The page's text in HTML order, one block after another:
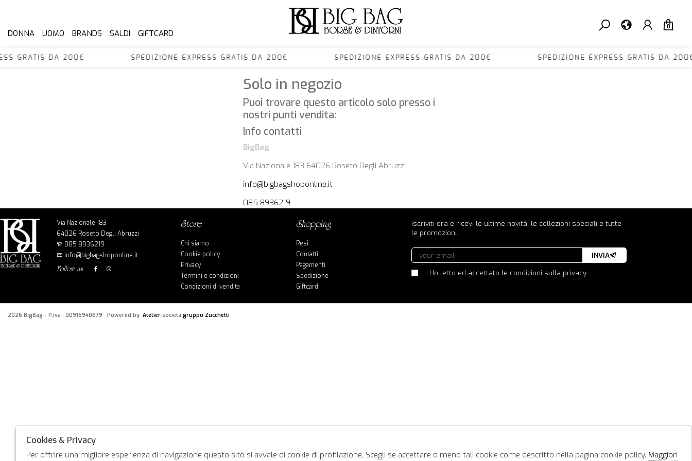
0
DONNA UOMO BRANDS SALDI GIFTCARD
GRATIS DA 200€ SPEDIZIONE EXPRESS GRATIS DA 200€ SPEDIZIONE EXPRESS GRATIS DA 200€ SPEDIZIONE EXPRESS
Solo in negozio
Puoi trovare questo articolo solo presso i
nostri punti vendita:
Info contatti
BigBag
Via Nazionale 183 64026 Roseto Degli Abruzzi
info@bigbagshoponline.it
085 8936219
Via Nazionale 183
64026 Roseto Degli Abruzzi
085 8936219
info@bigbagshoponline.it
follow us
store
Chi siamo
Cookie policy
Privacy
Termini e condizioni
Condizioni di vendita
shopping
Resi
Contatti
Pagamenti
Spedizione
Giftcard
Iscriviti ora e ricevi le ultime novità, le collezioni speciali e tutte
le promozioni.
Ho letto ed accettato le condizioni sulla privacy.
INVIA
2026 BigBag - P.iva : 00916940679 Powered by Atelier società gruppo Zucchetti
Cookies & Privacy
Per offrire una migliore esperienza di navigazione questo sito si avvale di cookie di profilazione. Scegli se accettare o meno tali cookie come descritto nella pagina cookie policy. Maggiori